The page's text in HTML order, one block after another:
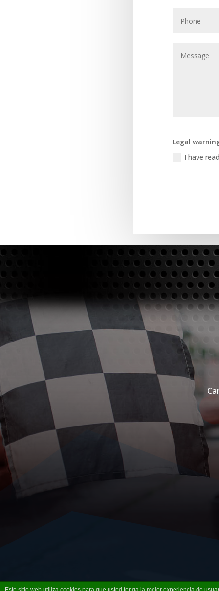
Legal
I have
Este sitio web utiliza cookies para que usted tenga la mejor experiencia de